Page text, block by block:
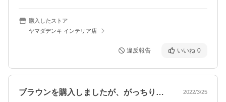
購入したストア
ヤマダデンキ インテリア店
違反報告 いいね 0
ブラウンを購入しましたが、がっちりとし… 2022/3/25